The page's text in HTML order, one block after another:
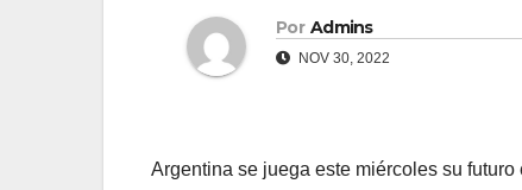
Por Admins
NOV 30, 2022
Argentina se juega este miércoles su